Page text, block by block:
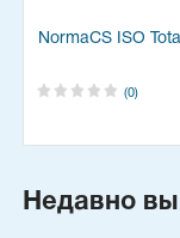
NormaCS ISO Total
(0)
Недавно